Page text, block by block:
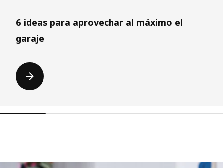
6 ideas para aprovechar al máximo el
garaje